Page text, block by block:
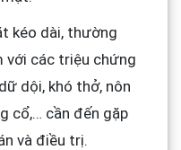
kéo dài, thường
với các triệu chứng
dội, khó thở, nôn
cổ,… cần đến gặp
và điều trị.